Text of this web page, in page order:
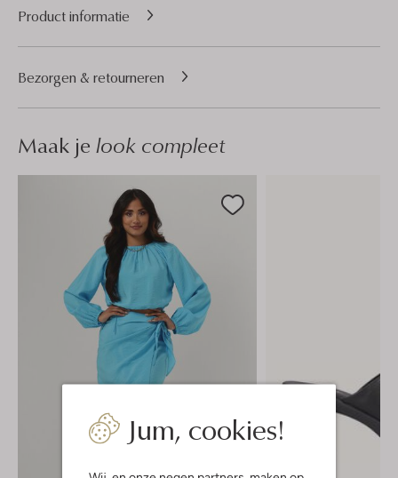
Jum, cookies!
Product informatie
Bezorgen & retourneren
Maak je look compleet